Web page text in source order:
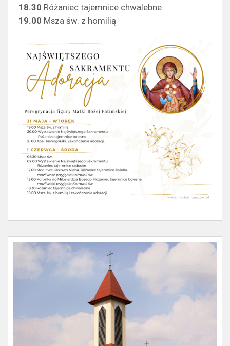
18.30 Różaniec tajemnice chwalebne.
19.00 Msza św. z homilią